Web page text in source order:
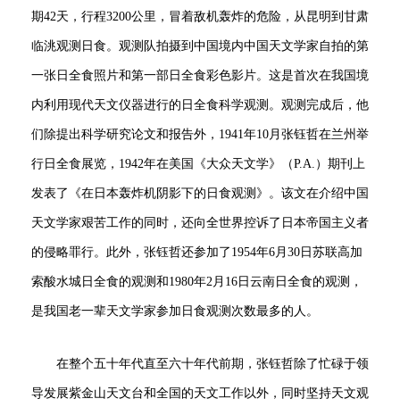
期42天，行程3200公里，冒着敌机轰炸的危险，从昆明到甘肃
临洮观测日食。观测队拍摄到中国境内中国天文学家自拍的第
一张日全食照片和第一部日全食彩色影片。这是首次在我国境
内利用现代天文仪器进行的日全食科学观测。观测完成后，他
们除提出科学研究论文和报告外，1941年10月张钰哲在兰州举
行日全食展览，1942年在美国《大众天文学》（P.A.）期刊上
发表了《在日本轰炸机阴影下的日食观测》。该文在介绍中国
天文学家艰苦工作的同时，还向全世界控诉了日本帝国主义者
的侵略罪行。此外，张钰哲还参加了1954年6月30日苏联高加
索酸水城日全食的观测和1980年2月16日云南日全食的观测，
是我国老一辈天文学家参加日食观测次数最多的人。
在整个五十年代直至六十年代前期，张钰哲除了忙碌于领
导发展紫金山天文台和全国的天文工作以外，同时坚持天文观